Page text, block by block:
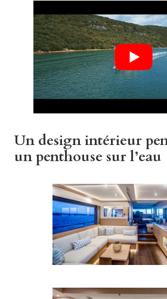
Un design intérieur
un penthouse sur l’eau